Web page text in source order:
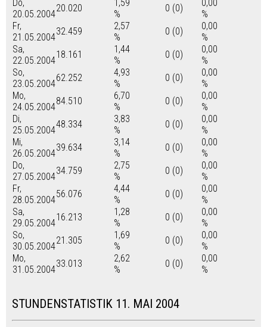
Do,
20.05.2004
20.020
1,59
%
0 (0)
0,00
%
Fr,
21.05.2004
32.459
2,57
%
0 (0)
0,00
%
Sa,
22.05.2004
18.161
1,44
%
0 (0)
0,00
%
So,
23.05.2004
62.252
4,93
%
0 (0)
0,00
%
Mo,
24.05.2004
84.510
6,70
%
0 (0)
0,00
%
Di,
25.05.2004
48.334
3,83
%
0 (0)
0,00
%
Mi,
26.05.2004
39.634
3,14
%
0 (0)
0,00
%
Do,
27.05.2004
34.759
2,75
%
0 (0)
0,00
%
Fr,
28.05.2004
56.076
4,44
%
0 (0)
0,00
%
Sa,
29.05.2004
16.213
1,28
%
0 (0)
0,00
%
So,
30.05.2004
21.305
1,69
%
0 (0)
0,00
%
Mo,
31.05.2004
33.013
2,62
%
0 (0)
0,00
%
STUNDENSTATISTIK 11. MAI 2004